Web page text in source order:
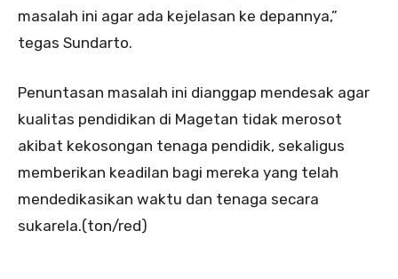
masalah ini agar ada kejelasan ke depannya,”
tegas Sundarto.
Penuntasan masalah ini dianggap mendesak agar
kualitas pendidikan di Magetan tidak merosot
akibat kekosongan tenaga pendidik, sekaligus
memberikan keadilan bagi mereka yang telah
mendedikasikan waktu dan tenaga secara
sukarela.(ton/red)